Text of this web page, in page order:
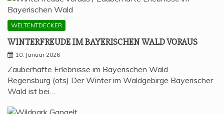
WELTENTDECKER
WIN­TER­FREU­DE IM BAYE­RI­SCHEN WALD VORAUS
10. Januar 2026
Zauberhafte Erlebnisse im Bayerischen Wald
Regensburg (ots) Der Winter im Waldgebirge Bayerischer
Wald ist bei…